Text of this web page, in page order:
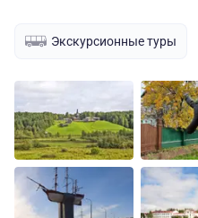
Экскурсионные туры